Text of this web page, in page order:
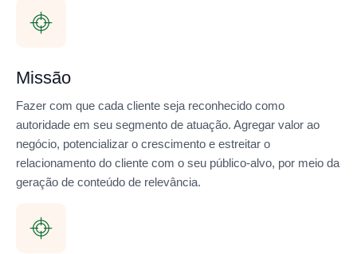
Missão
Fazer com que cada cliente seja reconhecido como
autoridade em seu segmento de atuação. Agregar valor ao
negócio, potencializar o crescimento e estreitar o
relacionamento do cliente com o seu público-alvo, por meio da
geração de conteúdo de relevância.